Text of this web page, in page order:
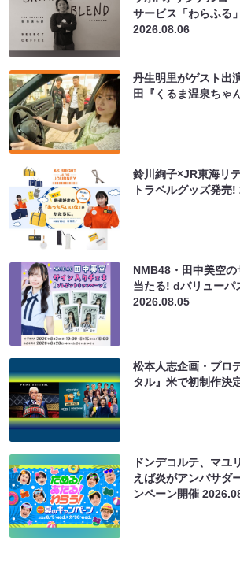
サービス「わらふる
2026.08.06
丹生明里がゲスト出
田『くるま温泉ちゃ
鈴川絢子×JR東海リ
トラベルグッズ発売!
NMB48・田中美空
当たる! dバリューパ
2026.08.05
松本人志企画・プロ
タル』米で初制作決
ドンデコルテ、マユ
えば炎がアンバサダ
ンペーン開催